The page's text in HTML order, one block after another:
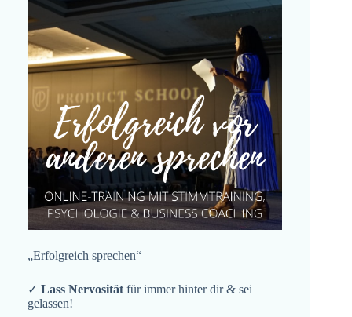
„Erfolgreich sprechen“
✓ Lass Nervositätfür immer hinter dir & sei
gelassen!